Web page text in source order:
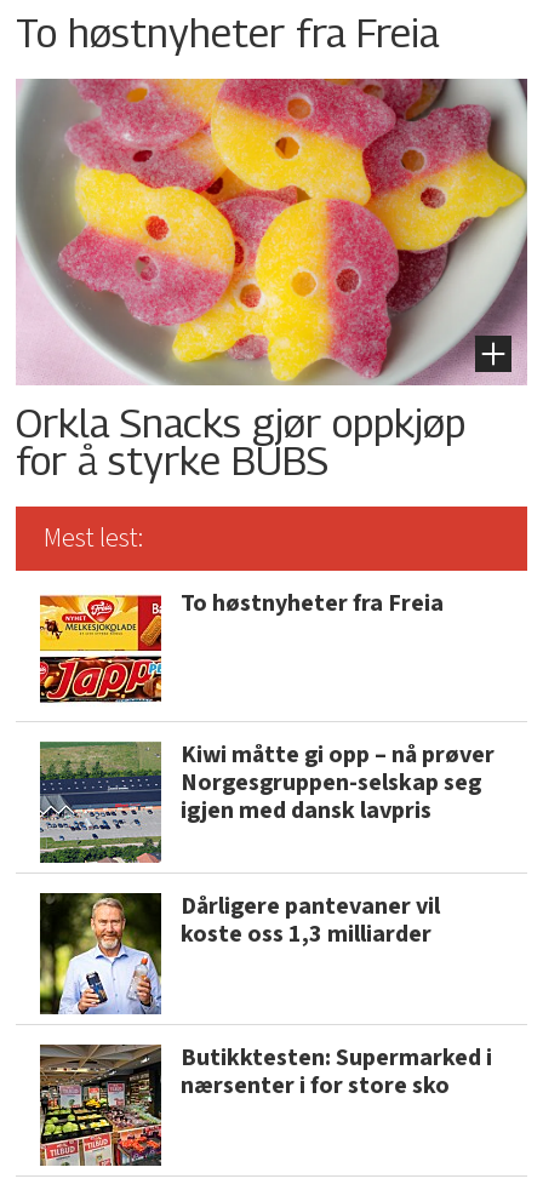
To høstnyheter fra Freia
Orkla Snacks gjør oppkjøp
for å styrke BUBS
Mest lest:
To høstnyheter fra Freia
Kiwi måtte gi opp – nå prøver
Norgesgruppen-selskap seg
igjen med dansk lavpris
Dårligere pantevaner vil
koste oss 1,3 milliarder
Butikktesten: Supermarked i
nærsenter i for store sko